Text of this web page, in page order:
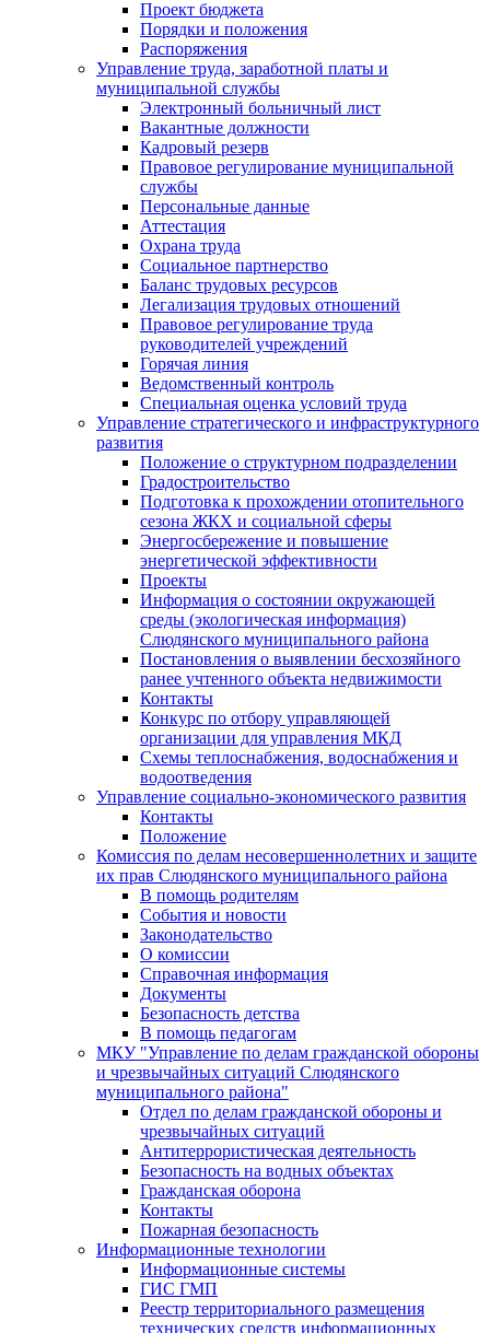
Проект бюджета
Порядки и положения
Распоряжения
Управление труда, заработной платы и
муниципальной службы
Электронный больничный лист
Вакантные должности
Кадровый резерв
Правовое регулирование муниципальной
службы
Персональные данные
Аттестация
Охрана труда
Социальное партнерство
Баланс трудовых ресурсов
Легализация трудовых отношений
Правовое регулирование труда
руководителей учреждений
Горячая линия
Ведомственный контроль
Специальная оценка условий труда
Управление стратегического и инфраструктурного
развития
Положение о структурном подразделении
Градостроительство
Подготовка к прохождении отопительного
сезона ЖКХ и социальной сферы
Энергосбережение и повышение
энергетической эффективности
Проекты
Информация о состоянии окружающей
среды (экологическая информация)
Слюдянского муниципального района
Постановления о выявлении бесхозяйного
ранее учтенного объекта недвижимости
Контакты
Конкурс по отбору управляющей
организации для управления МКД
Схемы теплоснабжения, водоснабжения и
водоотведения
Управление социально-экономического развития
Контакты
Положение
Комиссия по делам несовершеннолетних и защите
их прав Слюдянского муниципального района
В помощь родителям
События и новости
Законодательство
О комиссии
Справочная информация
Документы
Безопасность детства
В помощь педагогам
МКУ "Управление по делам гражданской обороны
и чрезвычайных ситуаций Слюдянского
муниципального района"
Отдел по делам гражданской обороны и
чрезвычайных ситуаций
Антитеррористическая деятельность
Безопасность на водных объектах
Гражданская оборона
Контакты
Пожарная безопасность
Информационные технологии
Информационные системы
ГИС ГМП
Реестр территориального размещения
технических средств информационных